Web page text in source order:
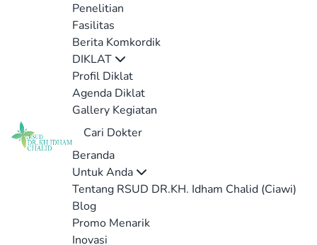
Penelitian
Fasilitas
Berita Komkordik
DIKLAT
Profil Diklat
Agenda Diklat
Gallery Kegiatan
Cari Dokter
Beranda
Untuk Anda
Tentang RSUD DR.KH. Idham Chalid (Ciawi)
Blog
Promo Menarik
Inovasi